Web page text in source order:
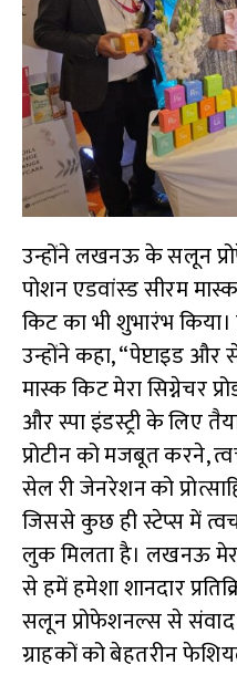
उन्होंने लखनऊ के सलून
पोशन एडवांस्ड सीरम
किट का भी शुभारंभ
उन्होंने कहा, “पेप्टाइड और
मास्क किट मेरा सिग्नेचर
और स्पा इंडस्ट्री के लिए
प्रोटीन को मजबूत करने,
सेल री जेनरेशन को
जिससे कुछ ही स्टेप्स में
लुक मिलता है। लखनऊ
से हमें हमेशा शानदार
सलून प्रोफेशनल्स से
ग्राहकों को बेहतरीन